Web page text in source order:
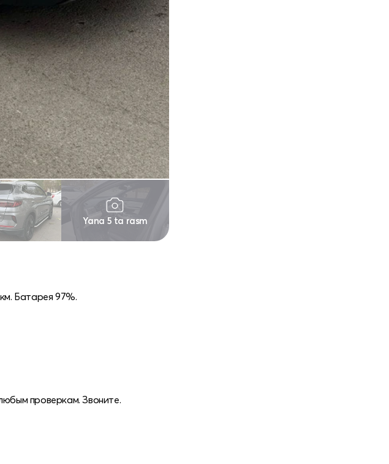
Yana 5 ta rasm
Батарея 97%.
проверкам. Звоните.